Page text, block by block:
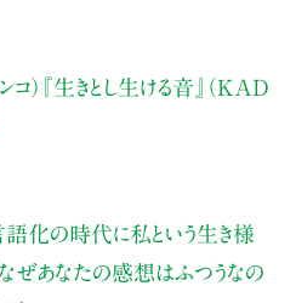
コ） 『生きとし生ける音』（KAD
語化の時代に私という生き様
なぜあなたの感想はふつうなの